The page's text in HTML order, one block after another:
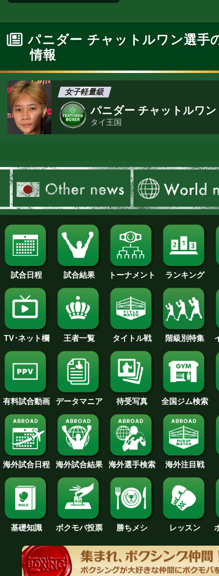
パニダー チャットルワン選手
情報
女子軽量級
パニダー チャットルワン
タイ王国
試合日程 試合結果 トーナメント ランキング
TV･ネット欄 王者一覧 タイトル戦 階級別特集
有料試合動画 データマニア 待受写真 全国ジム検索
海外試合日程 海外試合結果 海外選手検索 海外注目戦
基礎知識 ボクモバ投票 勝ちメシ レッスン